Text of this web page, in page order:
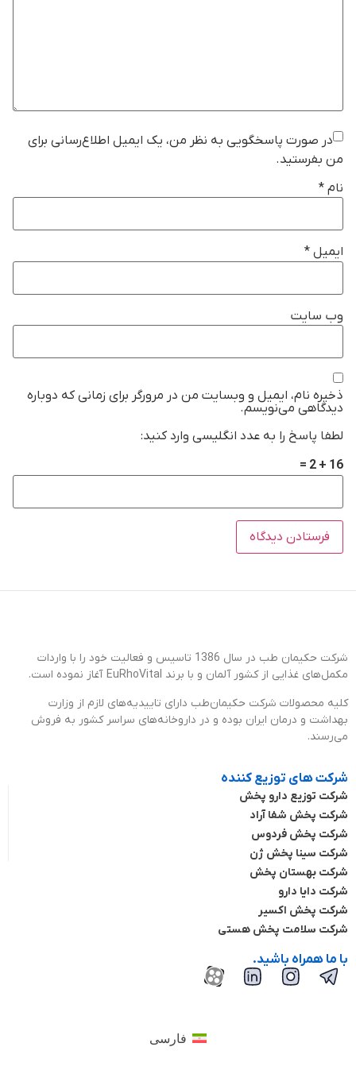
در صورت پاسخگویی به نظر من، یک ایمیل اطلاع‌رسانی برای
من بفرستید.
نام *
ایمیل *
وب‌ سایت
ذخیره نام، ایمیل و وبسایت من در مرورگر برای زمانی که دوباره
دیدگاهی می‌نویسم.
لطفا پاسخ را به عدد انگلیسی وارد کنید:
16 + 2 =
شرکت حکیمان طب در سال 1386 تاسیس و فعالیت خود را با واردات
مکمل‌های غذایی از کشور آلمان و با برند EuRhoVital آغاز نموده است.
کلیه محصولات شرکت حکیمان‌طب دارای تاییدیه‌های لازم از وزارت
بهداشت و درمان ایران بوده و در داروخانه‌های سراسر کشور به فروش
می‌رسند.
شرکت های توزیع کننده
شرکت توزیع دارو پخش
شرکت پخش شفا آراد
شرکت پخش فردوس
شرکت سینا پخش ژن
شرکت بهستان پخش
شرکت دایا دارو
شرکت پخش اکسیر
شرکت سلامت پخش هستی
با ما همراه باشید.
فارسی